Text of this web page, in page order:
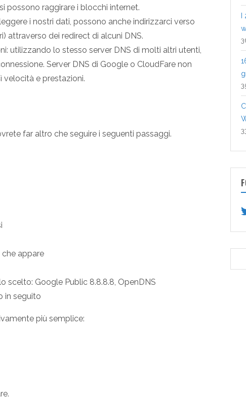
possono raggirare i blocchi internet.
i nostri dati, possono anche indirizzarci verso
attraverso dei redirect di alcuni DNS.
utilizzando lo stesso server DNS di molti altri utenti,
Server DNS di Google o CloudFare non
velocità e prestazioni.
far altro che seguire i seguenti passaggi.
che appare
scelto: Google Public 8.8.8.8, OpenDNS
in seguito
più semplice:
I